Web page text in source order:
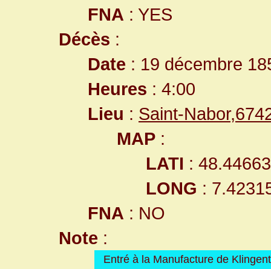
FNA : YES
Décès :
Date : 19 décembre
Heures : 4:00
Lieu : Saint-
MAP :
LATI :
LONG :
FNA : NO
Note :
Entré à la Manufacture de